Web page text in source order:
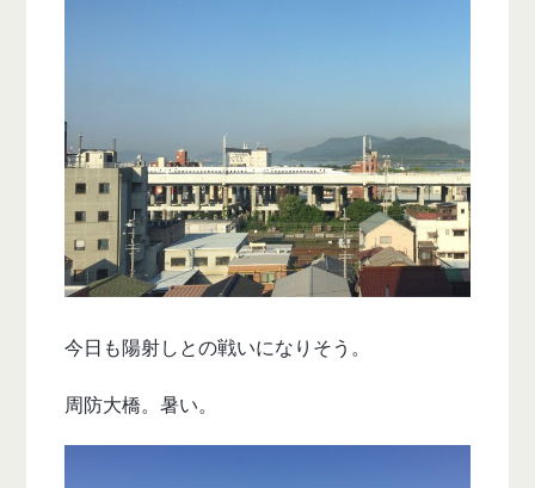
今日も陽射しとの戦いになりそう。
周防大橋。暑い。